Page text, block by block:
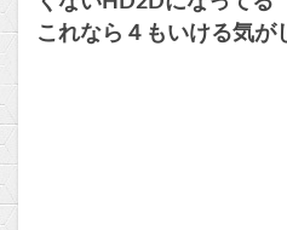
これなら４もいける気が